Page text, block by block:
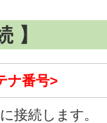
】
ナ番号>
接続します。